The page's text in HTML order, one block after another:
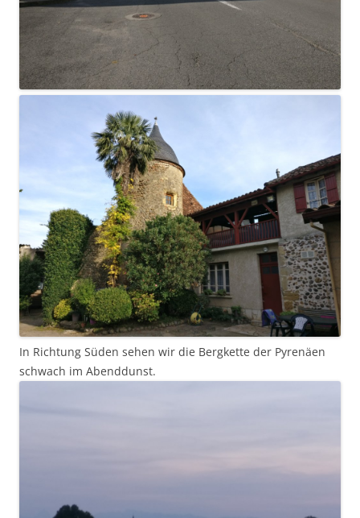
In Richtung Süden sehen wir die Bergkette der Pyrenäen
schwach im Abenddunst.